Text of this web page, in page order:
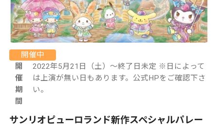
開催中
開
催
期
間
2022年5月21日（土）～終了日未定 ※日によって
は上演が無い日もあります。公式HPをご確認下さ
い。
サンリオピューロランド新作スペシャルパレー